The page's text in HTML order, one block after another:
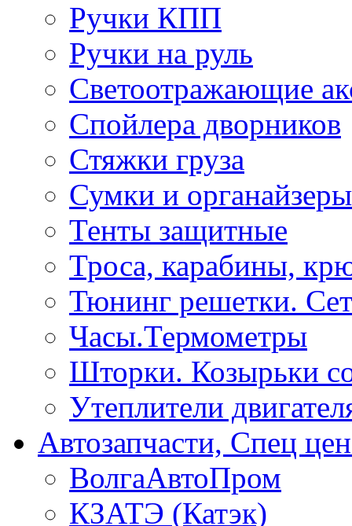
Ручки КПП
Ручки на руль
Светоотражающие
Спойлера дворников
Стяжки груза
Сумки и органайзеры
Тенты защитные
Троса, карабины,
Тюнинг решетки.
Часы.Термометры
Шторки. Козырьки
Утеплители
Автозапчасти, Спец
ВолгаАвтоПром
КЗАТЭ (Катэк)